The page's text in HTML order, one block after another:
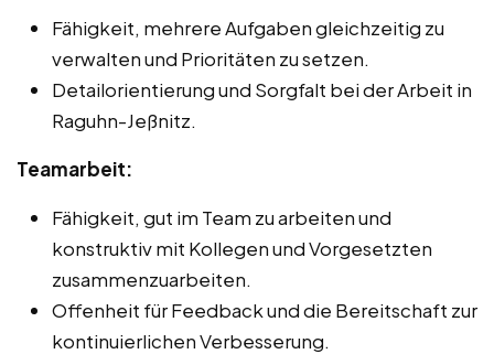
Fähigkeit, mehrere Aufgaben gleichzeitig zu
verwalten und Prioritäten zu setzen.
Detailorientierung und Sorgfalt bei der Arbeit in
Raguhn-Jeßnitz.
Teamarbeit:
Fähigkeit, gut im Team zu arbeiten und
konstruktiv mit Kollegen und Vorgesetzten
zusammenzuarbeiten.
Offenheit für Feedback und die Bereitschaft zur
kontinuierlichen Verbesserung.